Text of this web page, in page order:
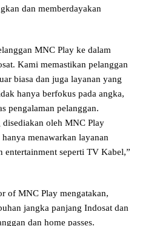
dan memberdayakan
MNC Play ke dalam
Kami memastikan pelanggan
biasa dan juga layanan yang
hanya berfokus pada angka,
pengalaman pelanggan.
oleh MNC Play
menawarkan layanan
entertainment seperti TV Kabel,”
of MNC Play mengatakan,
jangka panjang Indosat dan
dan home passes.